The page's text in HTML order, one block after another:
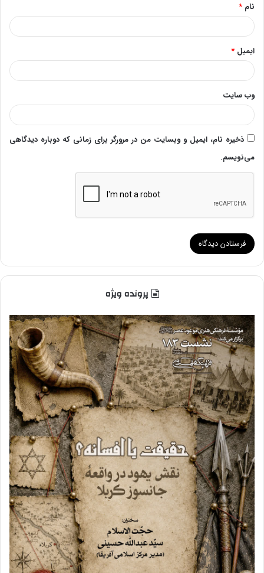
نام *
ایمیل *
وب‌ سایت
ذخیره نام، ایمیل و وبسایت من در مرورگر برای زمانی که دوباره دیدگاهی
می‌نویسم.
پرونده ویژه